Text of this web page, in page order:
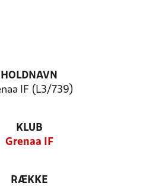
HOLDNAVN
IF (L3/739)
KLUB
Grenaa IF
RÆKKE